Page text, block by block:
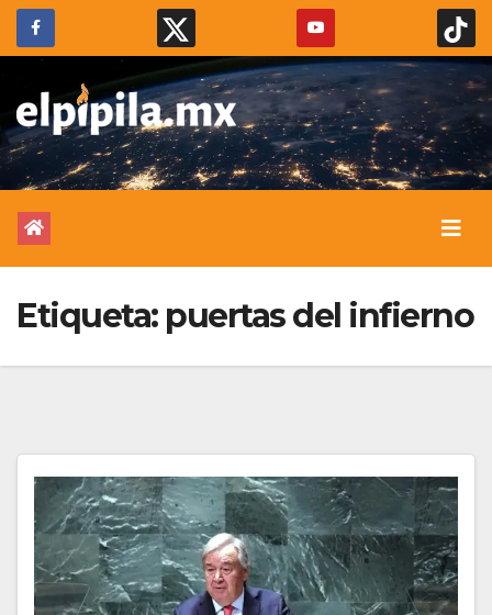
Etiqueta: puertas del infierno